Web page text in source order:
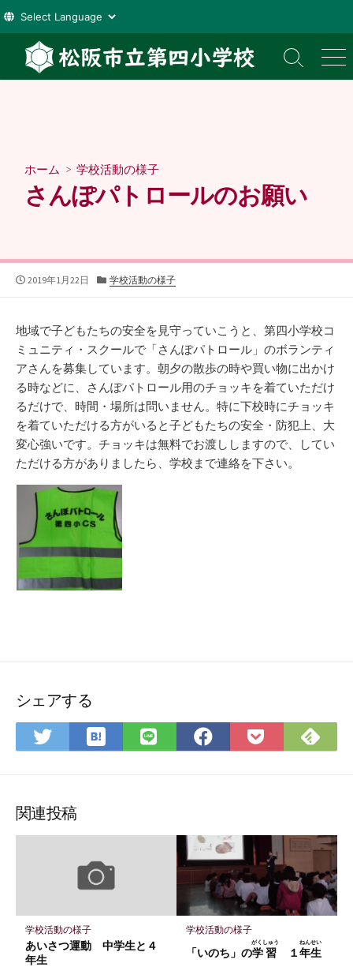
テ
検
索
メ
ニ
ホーム > 学校活動の様子
さんぽパトロールのお願い
公
2019年1月22日
カ
リ
ー
学校活動の様子
地域で子どもたちの安全を見守っていこうと、第四小学校コ
ミュニティ・スクールで「さんぽパトロール」のボランティ
アさんを募集しています。朝夕の散歩の時や買い物に出かけ
る時などに、さんぽパトロール用のチョッキを着ていただけ
るだけで、時間・場所は問いません。特に下校時にチョッキ
を着ていただける方がいると子どもたちの安全・防犯上、大
変心強いです。チョッキは無料でお渡ししますので、してい
ただける方がありましたら、学校まで連絡を下さい。
シェアする
Twitter
で
ア
は
て
ク
ー
ク
存
LINE
で
Facebook
で
Pocket
に
で
関連投稿
学校活動の様子
あいさつ運動 中学生と４
年生
学校活動の様子
「いのち」の学習
がくしゅう
１年生
ねんせい